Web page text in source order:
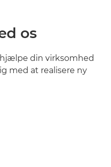
os
din virksomhed
med at realisere ny